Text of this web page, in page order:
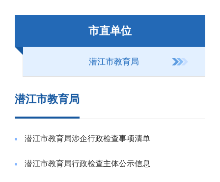
市直单位
潜江市教育局
潜江市教育局
潜江市教育局涉企行政检查事项清单
潜江市教育局行政检查主体公示信息